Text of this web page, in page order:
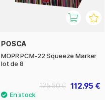
POSCA
MOPR PCM-22 Squeeze Marker
lot de 8
112.95 €
125.50 €